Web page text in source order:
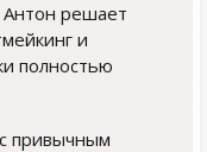
решает
и
полностью
привычным